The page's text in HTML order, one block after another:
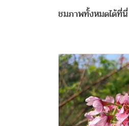
ชมภาพทั้งหมดได้ที่นี่